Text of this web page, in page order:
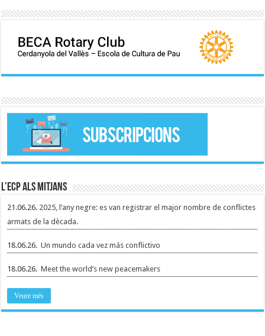
L’ECP als mitjans
21.06.26. 2025, l’any negre: es van registrar el major nombre de conflictes
armats de la dècada.
18.06.26.Un mundo cada vez más conflictivo
18.06.26.Meet the world’s new peacemakers
Veure més